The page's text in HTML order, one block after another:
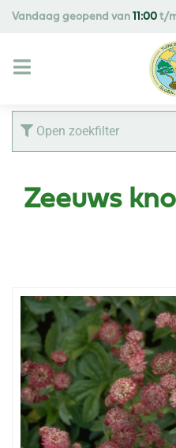
Vandaag geopend van 11:00 t/
Open zoekfilter
Zeeuws